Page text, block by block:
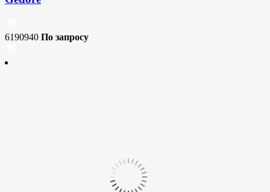
6190940 По запросу